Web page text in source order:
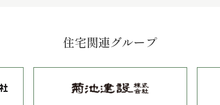
住宅関連グループ